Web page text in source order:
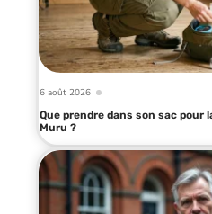
6 août 2026
Que prendre dans son sac pour
Muru ?